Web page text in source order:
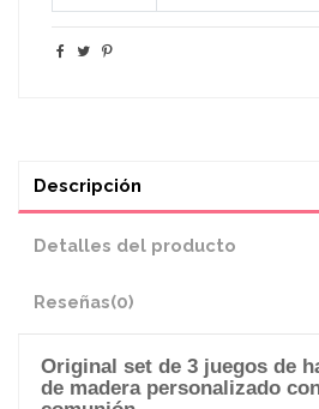
Descripción
Detalles del producto
Reseñas(0)
Original set de 3 juegos de
de madera personalizado